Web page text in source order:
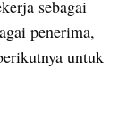
sebagai
penerima,
untuk